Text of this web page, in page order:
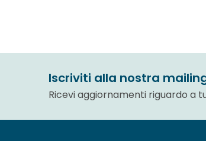
Iscriviti alla nostra
Ricevi aggiornamenti riguardo a